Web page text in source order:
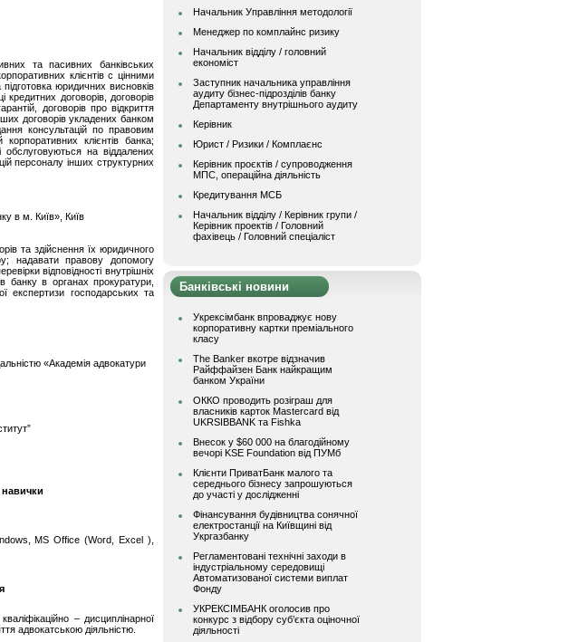
та пасивних банківських
клієнтів с цінними
юридичних висновків
кредитних договорів, договорів
договорів про відкриття
договорів укладених банком
консультацій по правовим
клієнтів банка;
обслуговуються на віддалених
персоналу інших структурних
в м. Київ», Київ
та здійснення їх юридичного
надавати правову допомогу
відповідності внутрішніх
банку в органах прокуратури,
експертизи господарських та
«Академія адвокатури
навички
MS Office (Word, Excel ),
– дисциплінарної
адвокатською діяльністю.
Начальник Управління методології
Менеджер по комплайнс ризику
Начальник відділу / головний
економіст
Заступник начальника управління
аудиту бізнес-підрозділів банку
Департаменту внутрішнього аудиту
Керівник
Юрист / Ризики / Комплаєнс
Керівник проєктів / супроводження
МПС, операційна діяльність
Кредитування МСБ
Начальник вiддiлу / Керівник групи /
Керівник проектів / Головний
фахівець / Головний спеціаліст
Банківські новини
Укрексімбанк впроваджує нову
корпоративну картки преміального
класу
The Banker вкотре відзначив
Райффайзен Банк найкращим
банком України
ОККО проводить розіграш для
власників карток Mastercard від
UKRSIBBANK та Fishka
Внесок у $60 000 на благодійному
вечорі KSE Foundation від ПУМб
Клієнти ПриватБанк малого та
середнього бізнесу запрошуються
до участі у дослідженні
Фінансування будівництва сонячної
електростанції на Київщині від
Укргазбанку
Регламентовані технічні заходи в
індустріальному середовищі
Автоматизованої системи виплат
Фонду
УКРЕКСІМБАНК оголосив про
конкурс з відбору суб’єкта оціночної
діяльності